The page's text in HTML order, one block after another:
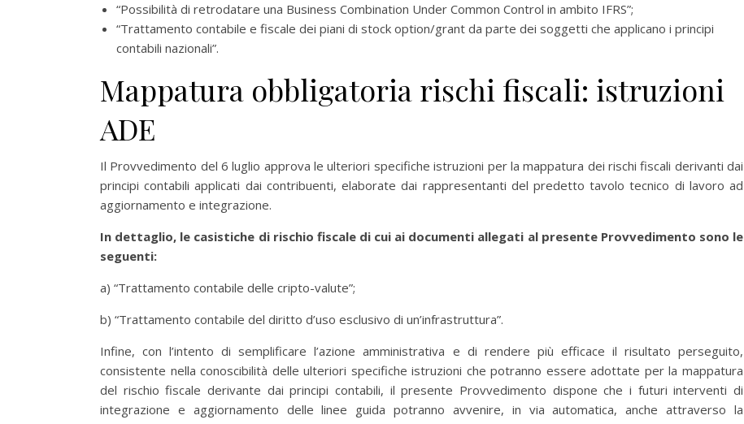
“Possibilità di retrodatare una Business Combination Under Common Control in ambito IFRS”;
“Trattamento contabile e fiscale dei piani di stock option/grant da parte dei soggetti che applicano i principi
contabili nazionali”.
Mappatura obbligatoria rischi fiscali: istruzioni
ADE
Il Provvedimento del 6 luglio approva le ulteriori specifiche istruzioni per la mappatura dei rischi fiscali derivanti dai
principi contabili applicati dai contribuenti, elaborate dai rappresentanti del predetto tavolo tecnico di lavoro ad
aggiornamento e integrazione.
In dettaglio, le casistiche di rischio fiscale di cui ai documenti allegati al presente Provvedimento sono le
seguenti:
a) “Trattamento contabile delle cripto-valute”;
b) “Trattamento contabile del diritto d’uso esclusivo di un’infrastruttura”.
Infine, con l’intento di semplificare l’azione amministrativa e di rendere più efficace il risultato perseguito,
consistente nella conoscibilità delle ulteriori specifiche istruzioni che potranno essere adottate per la mappatura
del rischio fiscale derivante dai principi contabili, il presente Provvedimento dispone che i futuri interventi di
integrazione e aggiornamento delle linee guida potranno avvenire, in via automatica, anche attraverso la